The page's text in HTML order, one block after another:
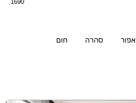
אפור סהרה חום